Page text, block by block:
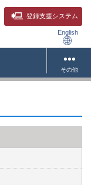
登録支援システム
English
その他